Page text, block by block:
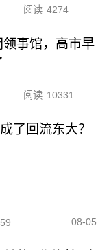
阅读 4274
事馆，高市早
阅读 10331
了回流东大？
08-05